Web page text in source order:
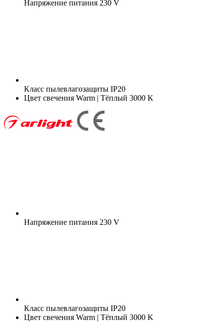
Напряжение питания 230 V
Класс пылевлагозащиты IP20
Цвет свечения Warm | Тёплый 3000 K
Напряжение питания 230 V
Класс пылевлагозащиты IP20
Цвет свечения Warm | Тёплый 3000 K